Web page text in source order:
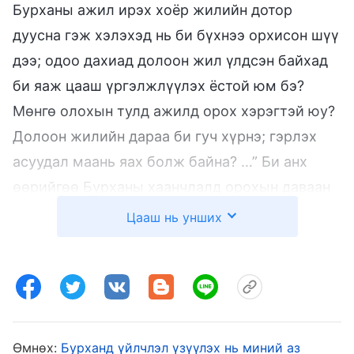
Бурханы ажил ирэх хоёр жилийн дотор
дуусна гэж хэлэхэд нь би бүхнээ орхисон шүү
дээ; одоо дахиад долоон жил үлдсэн байхад
би яаж цааш үргэлжлүүлэх ёстой юм бэ?
Мөнгө олохын тулд ажилд орох хэрэгтэй юу?
Долоон жилийн дараа би гуч хүрнэ; гэрлэх
асуудал маань яах болж байна? …” Би анх
өөрийгөө Бурханы хаанчлалд орохын даваан
дээр байна, махан биеийн бүх гаслан зовлон
орохгүйгээр зогсохгүй долоон жилийн
Цааш нь унших
Өмнөх: Бурханд үйлчлэл үзүүлэх нь миний аз